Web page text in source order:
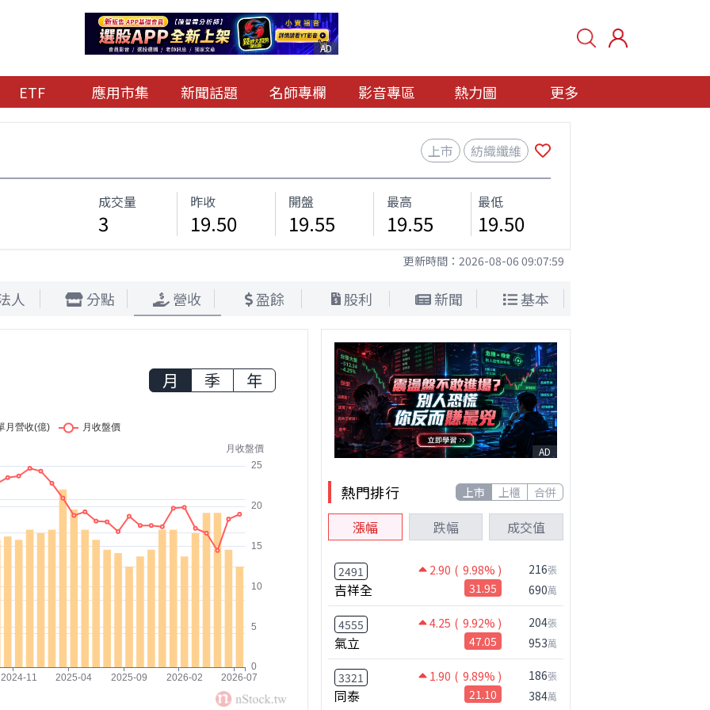
AD
ETF 應用市集 新聞話題 名師專欄 影音專區 熱力圖 更多
上市 紡織纖維
成交量
3
昨收
19.50
開盤
19.55
最高
19.55
最低
19.50
更新時間： 2026-08-06 09:07:59
人 分點 營收 盈餘 股利 新聞 基本
月 季 年
AD
熱門排行 上市 上櫃 合併
漲幅 跌幅 成交值
2491 2.90 ( 9.98% )
吉祥全 31.95
216張
690萬
4555 4.25 ( 9.92% )
氣立 47.05
204張
953萬
3321 1.90 ( 9.89% )
同泰 21.10
186張
384萬